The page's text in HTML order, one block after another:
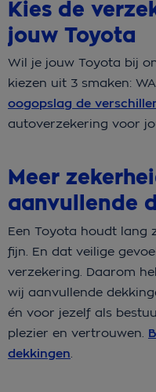
Kies de
jouw Toyota
Wil je jouw Toyota bij
kiezen uit 3 smaken:
oogopslag de
autoverzekering voor
Meer
aanvullende
Een Toyota houdt lang
fijn. En dat veilige
verzekering. Daarom
wij aanvullende
én voor jezelf als
plezier en vertrouwen.
dekkingen